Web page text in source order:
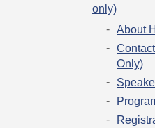
only)
About
Only)